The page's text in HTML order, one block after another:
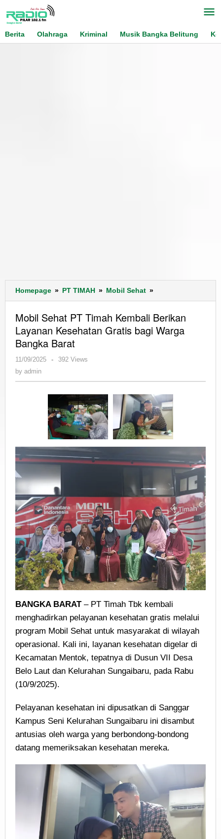
content
Berita
Olahraga Kriminal Musik Bangka Belitung
Homepage » PT TIMAH » Mobil Sehat »
Sehat
Timah
Kembali
bagi
Warga
Bangka
Barat
Mobil Sehat PT Timah Kembali Berikan
Layanan Kesehatan Gratis bagi Warga
Bangka Barat
11/09/2025
by
-
392 Views
by admin
BANGKA BARAT– PT Timah Tbk kembali
menghadirkan pelayanan kesehatan gratis melalui
program Mobil Sehat untuk masyarakat di wilayah
operasional. Kali ini, layanan kesehatan digelar di
Kecamatan Mentok, tepatnya di Dusun VII Desa
Belo Laut dan Kelurahan Sungaibaru, pada Rabu
(10/9/2025).
Pelayanan kesehatan ini dipusatkan di Sanggar
Kampus Seni Kelurahan Sungaibaru ini disambut
antusias oleh warga yang berbondong-bondong
datang memeriksakan kesehatan mereka.